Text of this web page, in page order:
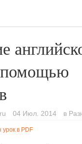
помощью
04 Июл. 2014 в
урок в PDF